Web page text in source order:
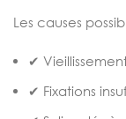
Les causes
✔
✔ Fixations